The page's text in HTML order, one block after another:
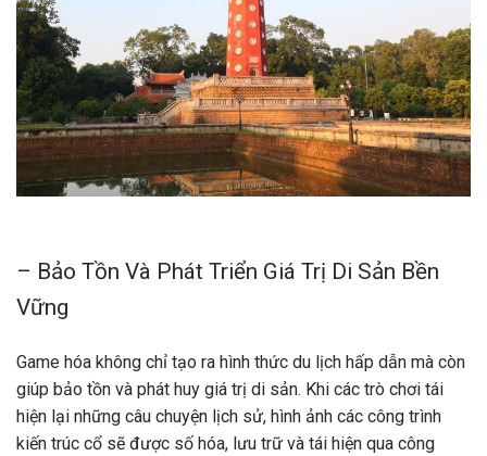
– Bảo Tồn Và Phát Triển Giá Trị Di Sản Bền
Vững
Game hóa không chỉ tạo ra hình thức du lịch hấp dẫn mà còn
giúp bảo tồn và phát huy giá trị di sản. Khi các trò chơi tái
hiện lại những câu chuyện lịch sử, hình ảnh các công trình
kiến trúc cổ sẽ được số hóa, lưu trữ và tái hiện qua công